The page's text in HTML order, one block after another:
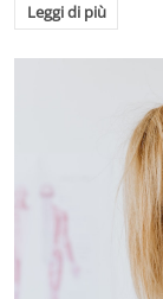
Leggi di più